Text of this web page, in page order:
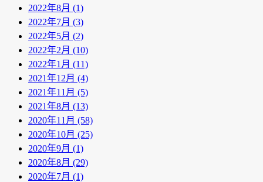
2022年8月 (1)
2022年7月 (3)
2022年5月 (2)
2022年2月 (10)
2022年1月 (11)
2021年12月 (4)
2021年11月 (5)
2021年8月 (13)
2020年11月 (58)
2020年10月 (25)
2020年9月 (1)
2020年8月 (29)
2020年7月 (1)